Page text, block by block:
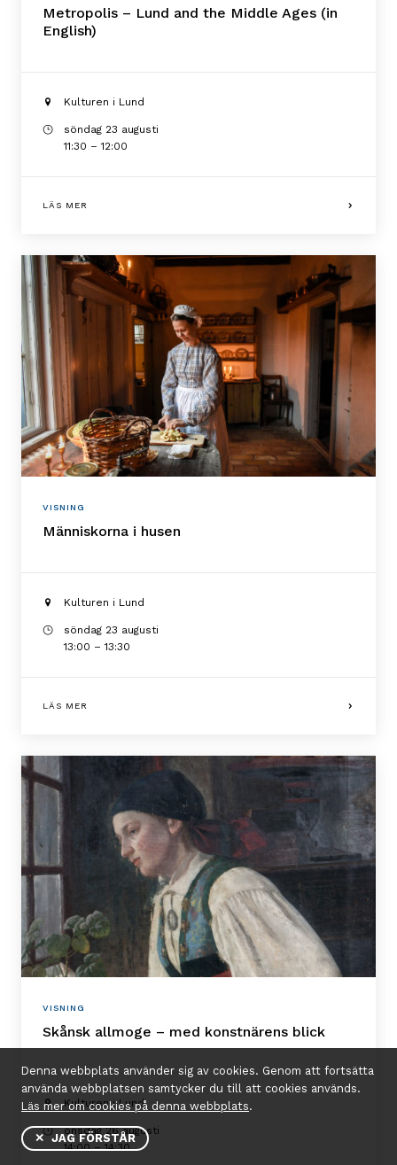
Denna webbplats använder sig av cookies. Genom att fortsätta
använda webbplatsen samtycker du till att cookies används.
Läs mer om cookies på denna webbplats.
✕ JAG FÖRSTÅR
Metropolis – Lund and the Middle Ages (in
English)
Kulturen i Lund
söndag 23 augusti
11:30 – 12:00
LÄS MER
VISNING
Människorna i husen
Kulturen i Lund
söndag 23 augusti
13:00 – 13:30
LÄS MER
VISNING
Skånsk allmoge – med konstnärens blick
Kulturen i Lund
onsdag 26 augusti
14:00 – 14:30